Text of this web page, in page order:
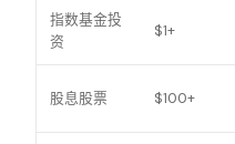
指数基金投
资
$1+
股息股票 $100+